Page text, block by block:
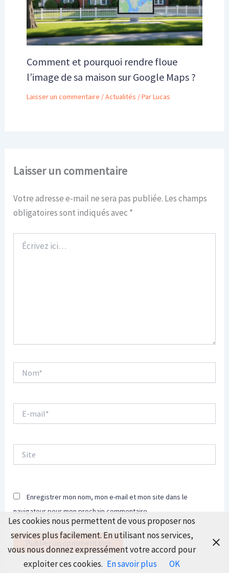
Comment et pourquoi rendre floue
l’image de sa maison sur Google Maps ?
Laisser un commentaire /Actualités / ParLucas
Laisser un commentaire
Votre adresse e-mail ne sera pas publiée. Les champs
obligatoires sont indiqués avec *
ici…
mail*
Enregistrer mon nom, mon e-mail et mon site dans le
navigateur pour mon prochain commentaire.
Les cookies nous permettent de vous proposer nos
services plus facilement. En utilisant nos services,
vous nous donnez expressément votre accord pour
exploiter ces cookies. En savoir plus OK